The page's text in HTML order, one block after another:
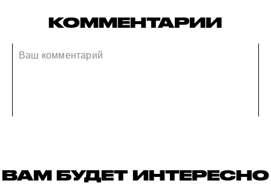
КОММЕНТАРИИ
ВАМ БУДЕТ ИНТЕРЕСНО